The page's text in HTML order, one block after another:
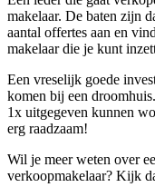
makelaar. De baten zijn
aantal offertes aan en
makelaar die je kunt
Een vreselijk goede
komen bij een
1x uitgegeven kunnen
erg raadzaam!
Wil je meer weten over
verkoopmakelaar? Kijk